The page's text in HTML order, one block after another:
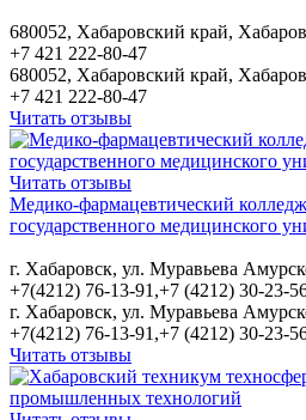
680052, Хабаровский край,
+7 421 222-80-47
680052, Хабаровский край,
+7 421 222-80-47
Читать отзывы
Читать отзывы
Медико-фармацевтический
государственного медицинского
г. Хабаровск, ул. Муравьева
+7(4212) 76-13-91,+7 (4212) 30-23-
г. Хабаровск, ул. Муравьева
+7(4212) 76-13-91,+7 (4212) 30-23-
Читать отзывы